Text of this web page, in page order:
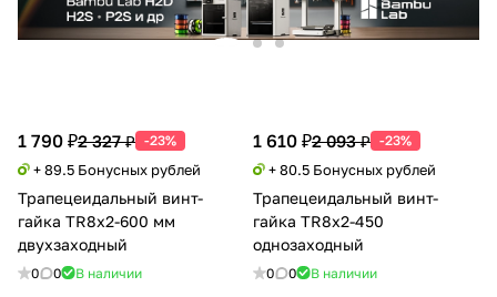
1 790 ₽2 327 ₽ -23%
+ 89.5 Бонусных рублей
Трапецеидальный винт-
гайка TR8x2-600 мм
двухзаходный
0 0 В наличии
1 610 ₽2 093 ₽ -23%
+ 80.5 Бонусных рублей
Трапецеидальный винт-
гайка TR8x2-450
однозаходный
0 0 В наличии